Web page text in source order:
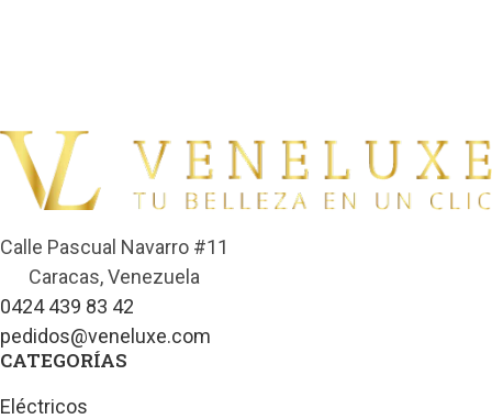
Calle Pascual Navarro #11
Caracas, Venezuela
0424 439 83 42
pedidos@veneluxe.com
CATEGORÍAS
Eléctricos